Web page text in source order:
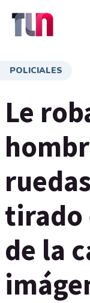
POLICIALES
Le
tirado
de la